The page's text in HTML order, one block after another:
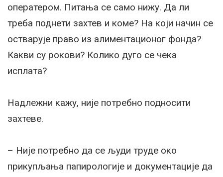
оператером. Питања се само нижу. Да ли
треба поднети захтев и коме? На који начин се
остварује право из алиментационог фонда?
Какви су рокови? Колико дуго се чека
исплата?
Надлежни кажу, није потребно подносити
захтеве.
– Није потребно да се људи труде око
прикупљања папирологије и документације да